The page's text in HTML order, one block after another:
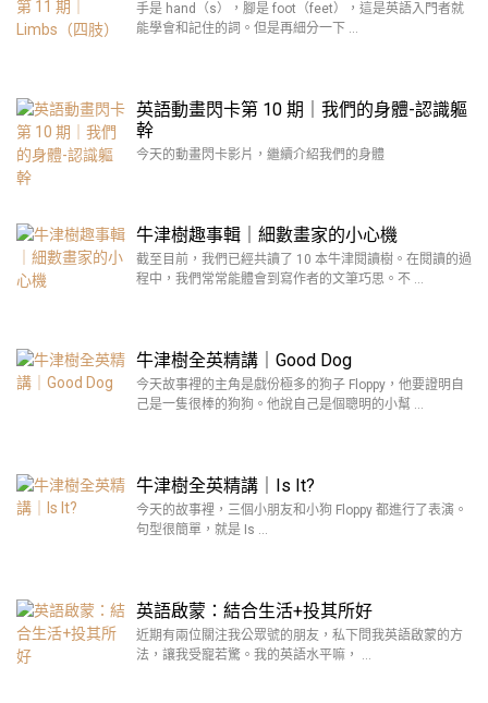
手是 hand（s），腳是 foot（feet），這是英語入門者就
能學會和記住的詞。但是再細分一下 …
英語動畫閃卡第 10 期｜我們的身體-認識軀
幹
今天的動畫閃卡影片，繼續介紹我們的身體
牛津樹趣事輯｜細數畫家的小心機
截至目前，我們已經共讀了 10 本牛津閱讀樹。在閱讀的過
程中，我們常常能體會到寫作者的文筆巧思。不 …
牛津樹全英精講｜Good Dog
今天故事裡的主角是戲份極多的狗子 Floppy，他要證明自
己是一隻很棒的狗狗。他說自己是個聰明的小幫 …
牛津樹全英精講｜Is It?
今天的故事裡，三個小朋友和小狗 Floppy 都進行了表演。
句型很簡單，就是 Is …
英語啟蒙：結合生活+投其所好
近期有兩位關注我公眾號的朋友，私下問我英語啟蒙的方
法，讓我受寵若驚。我的英語水平嘛， …